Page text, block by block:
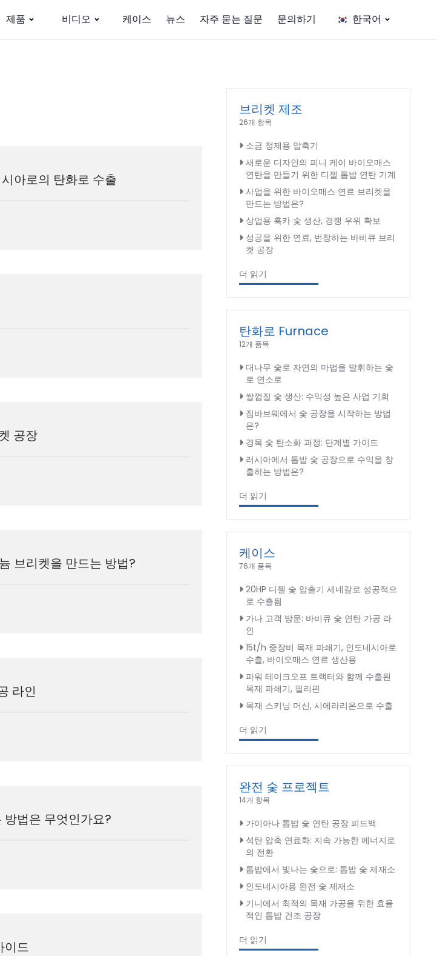
제품 비디오 케이스 뉴스 자주 묻는 질문 문의하기 한국어
아로의 탄화로 수출
공장
브리켓을 만드는 방법?
라인
법은 무엇인가요?
이드
브리켓 제조
26개 항목
소금 정제용 압축기
새로운 디자인의 피니 케이 바이오매스
연탄을 만들기 위한 디젤 톱밥 연탄 기계
사업을 위한 바이오매스 연료 브리켓을
만드는 방법은?
상업용 훅카 숯 생산, 경쟁 우위 확보
성공을 위한 연료, 번창하는 바비큐 브리
켓 공장
더 읽기
탄화로 Furnace
12개 품목
대나무 숯로 자연의 마법을 발휘하는 숯
로 연소로
쌀껍질 숯 생산: 수익성 높은 사업 기회
짐바브웨에서 숯 공장을 시작하는 방법
은?
경목 숯 탄소화 과정: 단계별 가이드
러시아에서 톱밥 숯 공장으로 수익을 창
출하는 방법은?
더 읽기
케이스
76개 품목
20HP 디젤 숯 압출기 세네갈로 성공적으
로 수출됨
가나 고객 방문: 바비큐 숯 연탄 가공 라
인
15t/h 중장비 목재 파쇄기, 인도네시아로
수출, 바이오매스 연료 생산용
파워 테이크오프 트랙터와 함께 수출된
목재 파쇄기, 필리핀
목재 스키닝 머신, 시에라리온으로 수출
더 읽기
완전 숯 프로젝트
14개 항목
가이아나 톱밥 숯 연탄 공장 피드백
석탄 압축 연료화: 지속 가능한 에너지로
의 전환
톱밥에서 빛나는 숯으로: 톱밥 숯 제재소
인도네시아용 완전 숯 제재소
기니에서 최적의 목재 가공을 위한 효율
적인 톱밥 건조 공장
더 읽기